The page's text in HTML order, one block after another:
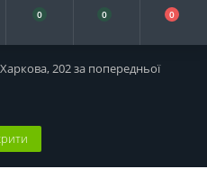
202 за попередньої
0 0 0